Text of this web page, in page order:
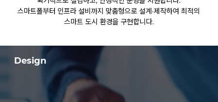
스마트폴부터 인프라 설비까지 맞춤형으로 설계·제작하여 최적의
스마트 도시 환경을 구현합니다.
Design